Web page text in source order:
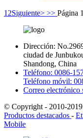
12Siguiente> >> Página
Dirección:
ciudad de
Shandong, China
Teléfono: 0086-
Teléfono móvil:
Correo electrónico
© Copyright - 2010-
Productos destacados -
Mobile